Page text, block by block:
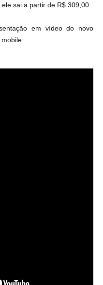
sai a partir de R$ 309,00.
em vídeo do novo